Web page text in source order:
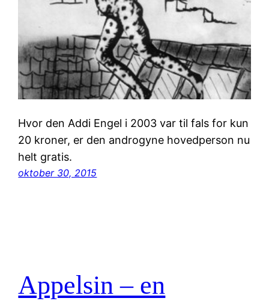
Hvor den Addi Engel i 2003 var til fals for kun
20 kroner, er den androgyne hovedperson nu
helt gratis.
oktober 30, 2015
Appelsin – en